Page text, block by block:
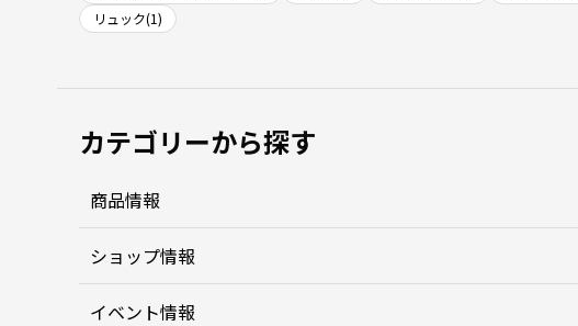
リュック(1)
カテゴリーから探す
商品情報
ショップ情報
イベント情報